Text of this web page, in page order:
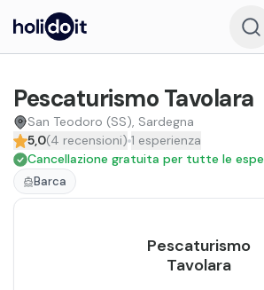
Pescaturismo Tavolara
San Teodoro (SS), Sardegna
5,0(4 recensioni) 1 esperienza
Cancellazione gratuita per tutte le
Barca
Pescaturismo
Tavolara